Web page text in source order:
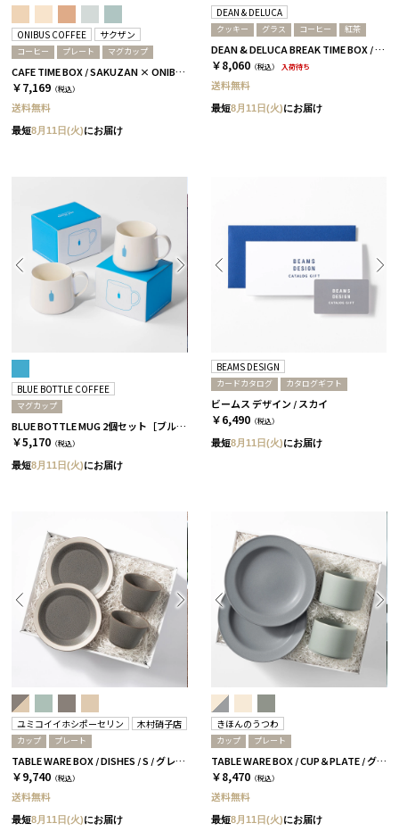
ONIBUS COFFEE サクザン
コーヒー プレート マグカップ
CAFE TIME BOX / SAKUZAN × ONIBUS COFFEE / SINGLE / グレージュ
￥7,169 （税込）
送料無料
最短8月11日(火)にお届け
DEAN & DELUCA
クッキー グラス コーヒー 紅茶
DEAN & DELUCA BREAK TIME BOX / 全2種［ディーン＆デルーカ］ コーヒー
￥8,060 （税込） 入荷待ち
送料無料
最短8月11日(火)にお届け
BLUE BOTTLE COFFEE
マグカップ
BLUE BOTTLE MUG 2個セット［ブルーボトルコーヒー］
￥5,170 （税込）
最短8月11日(火)にお届け
BEAMS DESIGN
カードカタログ カタログギフト
ビームス デザイン / スカイ
￥6,490 （税込）
最短8月11日(火)にお届け
ユミコイイホシポーセリン 木村硝子店
カップ プレート
TABLE WARE BOX / DISHES / S / グレー［イイホシユミコ×木村硝子店］
￥9,740 （税込）
送料無料
最短8月11日(火)にお届け
きほんのうつわ
カップ プレート
TABLE WARE BOX / CUP＆PLATE / グレー［きほんのうつわ］
￥8,470 （税込）
送料無料
最短8月11日(火)にお届け